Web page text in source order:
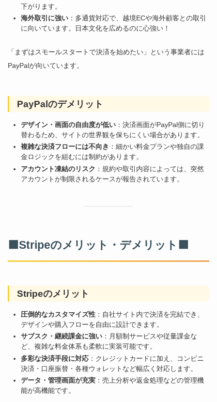
下がります。
海外取引に強い ：多通貨対応で、越境ECや海外顧客との取引
に向いています。日本文化を広めるのに心強い！
「まずはスモールスタートで決済を始めたい」という事業者には
PayPalが向いています。
PayPalのデメリット
デザイン・画面の自由度が低い ：決済画面がPayPal側に切り
替わるため、サイトの世界観を保ちにくい場合があります。
複雑な決済フローには不向き ：細かい料金プランや独自の課
金ロジックを組むには制約があります。
アカウント凍結のリスク ：規約や取引内容によっては、突然
アカウントが制限されるケースが報告されています。
🟪Stripeのメリット・デメリット🟪
Stripeのメリット
圧倒的なカスタマイズ性 ：自社サイト内で決済を完結でき、
デザインや購入フローを自由に設計できます。
サブスク・継続課金に強い ：月額制サービスや従量課金な
ど、複雑な料金体系も柔軟に実装可能です。
多彩な決済手段に対応 ：クレジットカードに加え、コンビニ
決済・口座振替・各種ウォレットなど幅広く対応します。
データ・管理画面が充実 ：売上分析や返金処理などの管理機
能が高機能です。